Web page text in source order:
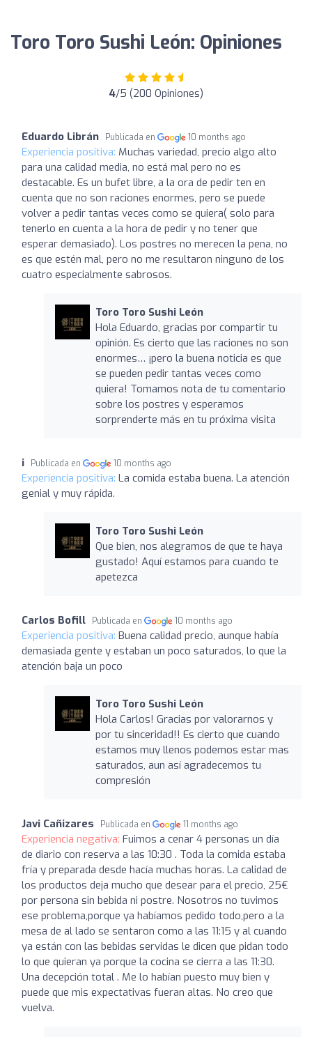
Toro Toro Sushi León: Opiniones
4/5 (200 Opiniones)
Eduardo Librán Publicada en 10 months ago
Experiencia positiva: Muchas variedad, precio algo alto
para una calidad media, no está mal pero no es
destacable. Es un bufet libre, a la ora de pedir ten en
cuenta que no son raciones enormes, pero se puede
volver a pedir tantas veces como se quiera( solo para
tenerlo en cuenta a la hora de pedir y no tener que
esperar demasiado). Los postres no merecen la pena, no
es que estén mal, pero no me resultaron ninguno de los
cuatro especialmente sabrosos.
Toro Toro Sushi León
Hola Eduardo, gracias por compartir tu
opinión. Es cierto que las raciones no son
enormes… ¡pero la buena noticia es que
se pueden pedir tantas veces como
quiera! Tomamos nota de tu comentario
sobre los postres y esperamos
sorprenderte más en tu próxima visita
i Publicada en 10 months ago
Experiencia positiva: La comida estaba buena. La atención
genial y muy rápida.
Toro Toro Sushi León
Que bien, nos alegramos de que te haya
gustado! Aquí estamos para cuando te
apetezca
Carlos Bofill Publicada en 10 months ago
Experiencia positiva: Buena calidad precio, aunque había
demasiada gente y estaban un poco saturados, lo que la
atención baja un poco
Toro Toro Sushi León
Hola Carlos! Gracias por valorarnos y
por tu sinceridad!! Es cierto que cuando
estamos muy llenos podemos estar mas
saturados, aun así agradecemos tu
compresión
Javi Cañizares Publicada en 11 months ago
Experiencia negativa: Fuimos a cenar 4 personas un día
de diario con reserva a las 10:30 . Toda la comida estaba
fría y preparada desde hacía muchas horas. La calidad de
los productos deja mucho que desear para el precio, 25€
por persona sin bebida ni postre. Nosotros no tuvimos
ese problema,porque ya habíamos pedido todo,pero a la
mesa de al lado se sentaron como a las 11:15 y al cuando
ya están con las bebidas servidas le dicen que pidan todo
lo que quieran ya porque la cocina se cierra a las 11:30.
Una decepción total . Me lo habían puesto muy bien y
puede que mis expectativas fueran altas. No creo que
vuelva.